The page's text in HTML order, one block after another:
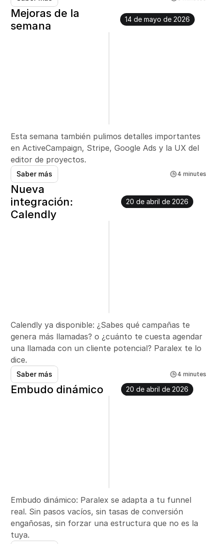
Mejoras de la
semana
14 de mayo de 2026
Esta semana también pulimos detalles importantes
en ActiveCampaign, Stripe, Google Ads y la UX del
editor de proyectos.
Saber más 4 minutes
Nueva
integración:
Calendly
20 de abril de 2026
Calendly ya disponible: ¿Sabes qué campañas te
genera más llamadas? o ¿cuánto te cuesta agendar
una llamada con un cliente potencial? Paralex te lo
dice.
Saber más 4 minutes
Embudo dinámico 20 de abril de 2026
Embudo dinámico: Paralex se adapta a tu funnel
real. Sin pasos vacíos, sin tasas de conversión
engañosas, sin forzar una estructura que no es la
tuya.